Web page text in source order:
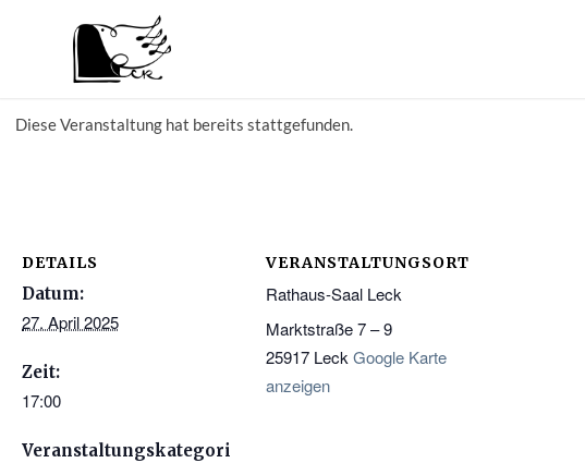
Diese Veranstaltung hat bereits stattgefunden.
DETAILS
Datum:
27. April 2025
Zeit:
17:00
Veranstaltungskategori
VERANSTALTUNGSORT
Rathaus-Saal Leck
Marktstraße 7 – 9
25917 Leck Google Karte
anzeigen